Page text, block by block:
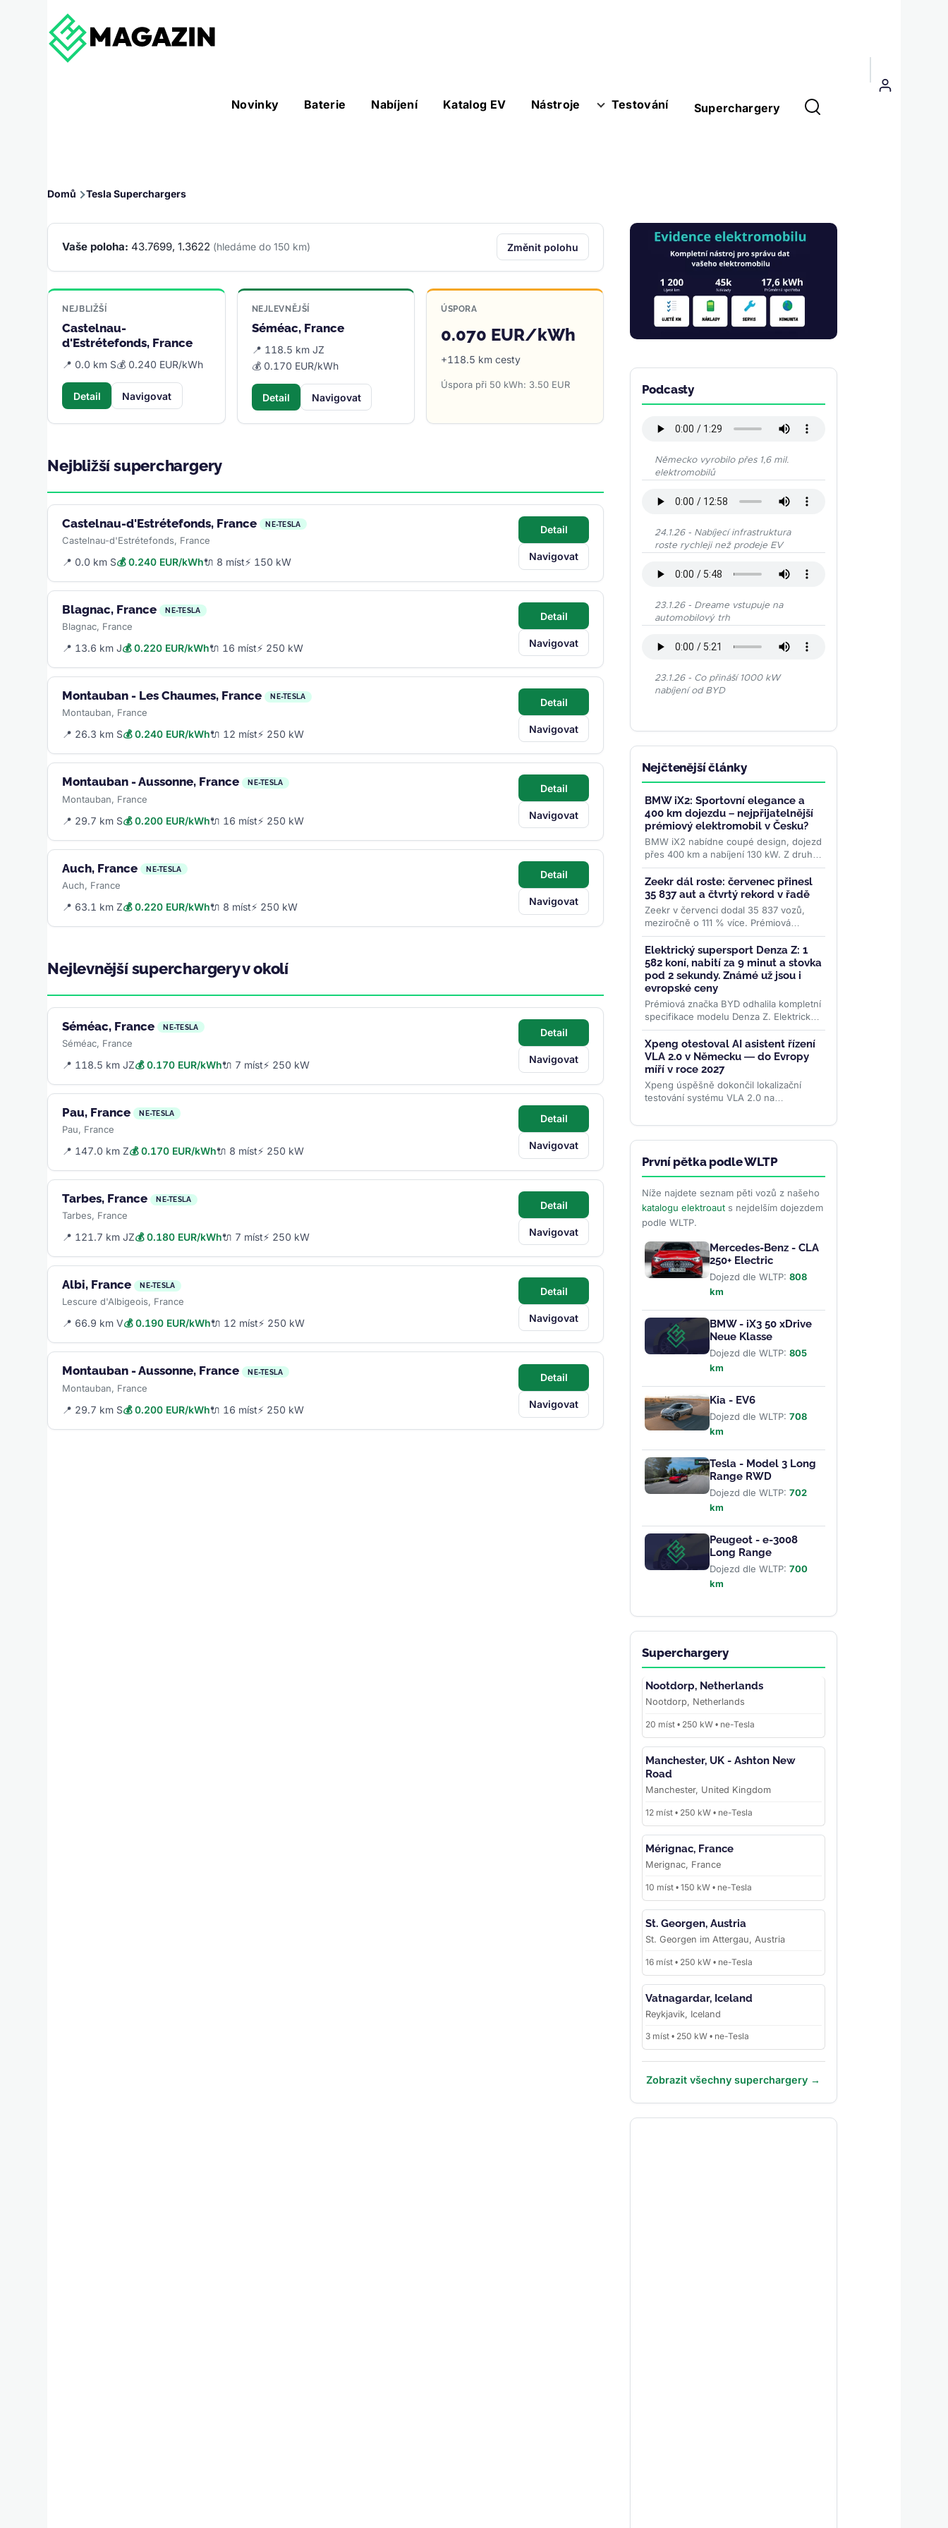
Hlavní
Novinky Baterie Nabíjení Katalog EV Nástroje
Nástroje sub-navigation Testování Superchargery
Menu
uživatelského
Drobečková
navigace
Domů Tesla Superchargers
Vaše poloha: 43.7699, 1.3622 (hledáme do 150 km) Změnit polohu
NEJBLIŽŠÍ
Castelnau-
d'Estrétefonds, France
📍 0.0 km S💰 0.240 EUR/kWh
Detail Navigovat
NEJLEVNĚJŠÍ
Séméac, France
📍 118.5 km JZ
💰 0.170 EUR/kWh
Detail Navigovat
ÚSPORA
0.070 EUR/kWh
+118.5 km cesty
Úspora při 50 kWh: 3.50 EUR
Nejbližší superchargery
Castelnau-d'Estrétefonds, France NE-TESLA
Castelnau-d'Estrétefonds, France
📍 0.0 km S💰 0.240 EUR/kWh🔌 8 míst⚡ 150 kW
Detail
Navigovat
Blagnac, France NE-TESLA
Blagnac, France
📍 13.6 km J💰 0.220 EUR/kWh🔌 16 míst⚡ 250 kW
Detail
Navigovat
Montauban - Les Chaumes, France NE-TESLA
Montauban, France
📍 26.3 km S💰 0.240 EUR/kWh🔌 12 míst⚡ 250 kW
Detail
Navigovat
Montauban - Aussonne, France NE-TESLA
Montauban, France
📍 29.7 km S💰 0.200 EUR/kWh🔌 16 míst⚡ 250 kW
Detail
Navigovat
Auch, France NE-TESLA
Auch, France
📍 63.1 km Z💰 0.220 EUR/kWh🔌 8 míst⚡ 250 kW
Detail
Navigovat
Nejlevnější superchargery v okolí
Séméac, France NE-TESLA
Séméac, France
📍 118.5 km JZ💰 0.170 EUR/kWh🔌 7 míst⚡ 250 kW
Detail
Navigovat
Pau, France NE-TESLA
Pau, France
📍 147.0 km Z💰 0.170 EUR/kWh🔌 8 míst⚡ 250 kW
Detail
Navigovat
Tarbes, France NE-TESLA
Tarbes, France
📍 121.7 km JZ💰 0.180 EUR/kWh🔌 7 míst⚡ 250 kW
Detail
Navigovat
Albi, France NE-TESLA
Lescure d'Albigeois, France
📍 66.9 km V💰 0.190 EUR/kWh🔌 12 míst⚡ 250 kW
Detail
Navigovat
Montauban - Aussonne, France NE-TESLA
Montauban, France
📍 29.7 km S💰 0.200 EUR/kWh🔌 16 míst⚡ 250 kW
Detail
Navigovat
Obrázek
Podcasty
Německo vyrobilo přes 1,6 mil.
elektromobilů
24.1.26 - Nabíjecí infrastruktura
roste rychleji než prodeje EV
23.1.26 - Dreame vstupuje na
automobilový trh
23.1.26 - Co přináší 1000 kW
nabíjení od BYD
Nejčtenější články
BMW iX2: Sportovní elegance a
400 km dojezdu – nejpřijatelnější
prémiový elektromobil v Česku?
BMW iX2 nabídne coupé design, dojezd
přes 400 km a nabíjení 130 kW. Z druhé
ruky ho lze pořídit od 880 000 Kč. Je to
nejlepší volba v...>>
Zeekr dál roste: červenec přinesl
35 837 aut a čtvrtý rekord v řadě
Zeekr v červenci dodal 35 837 vozů,
meziročně o 111 % více. Prémiová
značka skupiny Geely tak zaznamenala
čtvrtý měsíční rekord po...>>
Elektrický supersport Denza Z: 1
582 koní, nabití za 9 minut a stovka
pod 2 sekundy. Známé už jsou i
evropské ceny
Prémiová značka BYD odhalila kompletní
specifikace modelu Denza Z. Elektrický
supersport se třemi motory nabídne
výkon 1 582 koní,... >>
Xpeng otestoval AI asistent řízení
VLA 2.0 v Německu — do Evropy
míří v roce 2027
Xpeng úspěšně dokončil lokalizační
testování systému VLA 2.0 na
zvládá evropské dopravní...>>
První pětka podle WLTP
Níže najdete seznam pěti vozů z našeho
katalogu elektroauts nejdelším dojezdem
podle WLTP.
Mercedes-Benz - CLA
250+ Electric
Dojezd dle WLTP: 808
km
BMW - iX3 50 xDrive
Neue Klasse
Dojezd dle WLTP: 805
km
Kia - EV6
Dojezd dle WLTP: 708
km
Tesla - Model 3 Long
Range RWD
Dojezd dle WLTP: 702
km
Peugeot - e-3008
Long Range
Dojezd dle WLTP: 700
km
Superchargery
Nootdorp, Netherlands
Nootdorp, Netherlands
20 míst • 250 kW • ne-Tesla
Manchester, UK - Ashton New
Road
Manchester, United Kingdom
12 míst • 250 kW • ne-Tesla
Mérignac, France
Merignac, France
10 míst • 150 kW • ne-Tesla
St. Georgen, Austria
St. Georgen im Attergau, Austria
16 míst • 250 kW • ne-Tesla
Vatnagardar, Iceland
Reykjavik, Iceland
3 míst • 250 kW • ne-Tesla
Zobrazit všechny superchargery →